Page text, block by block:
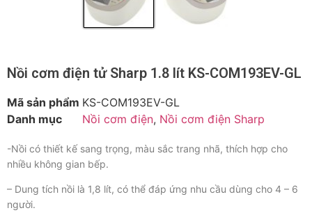
Nồi cơm điện tử Sharp 1.8 lít KS-COM193EV-GL
Mã sản phẩm KS-COM193EV-GL
Danh mục
Nồi cơm điện, Nồi cơm điện Sharp
-Nồi có thiết kế sang trọng, màu sắc trang nhã, thích hợp cho
nhiều không gian bếp.
– Dung tích nồi là 1,8 lít, có thể đáp ứng nhu cầu dùng cho 4 – 6
người.